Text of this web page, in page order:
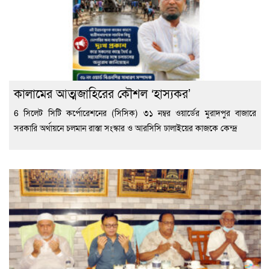
কালামের আত্মজাহিরের কৌশল ‘হাস্যকর’
6 সিলেট সিটি কর্পোরেশনের (সিসিক) ৩১ নম্বর ওয়ার্ডের মুরাদপুর বাজারে
সরকারি অর্থায়নে চলমান রাস্তা সংস্কার ও আরসিসি ঢালাইয়ের কাজকে কেন্দ্র